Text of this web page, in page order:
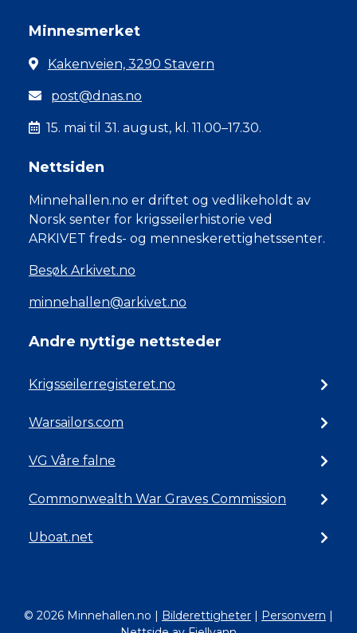
Minnesmerket
Kakenveien, 3290 Stavern
post@dnas.no
15. mai til 31. august, kl. 11.00–17.30.
Nettsiden
Minnehallen.no er driftet og vedlikeholdt av
Norsk senter for krigsseilerhistorie ved
ARKIVET freds- og menneskerettighetssenter.
Besøk Arkivet.no
minnehallen@arkivet.no
Andre nyttige nettsteder
Krigsseilerregisteret.no
Warsailors.com
VG Våre falne
Commonwealth War Graves Commission
Uboat.net
© 2026 Minnehallen.no | Bilderettigheter | Personvern |